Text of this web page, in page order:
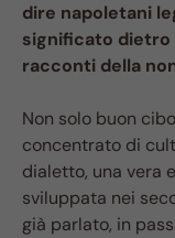
dire napoletani
significato dietro
racconti della
Non solo buon
concentrato di
dialetto, una vera
sviluppata nei
già parlato, in